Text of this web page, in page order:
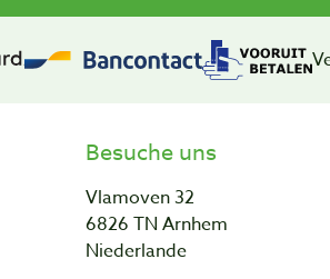
Besuche uns
Vlamoven 32
6826 TN Arnhem
Niederlande